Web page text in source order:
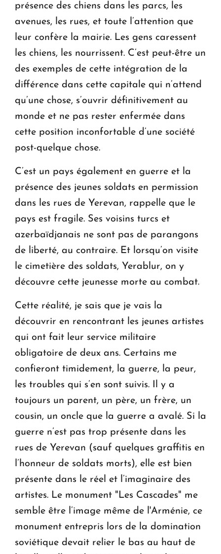
présence des chiens dans les parcs, les
avenues, les rues, et toute l’attention que
leur confère la mairie. Les gens caressent
les chiens, les nourrissent. C’est peut-être un
des exemples de cette intégration de la
différence dans cette capitale qui n’attend
qu’une chose, s’ouvrir définitivement au
monde et ne pas rester enfermée dans
cette position inconfortable d’une société
post-quelque chose.
C’est un pays également en guerre et la
présence des jeunes soldats en permission
dans les rues de Yerevan, rappelle que le
pays est fragile. Ses voisins turcs et
azerbaïdjanais ne sont pas de parangons
de liberté, au contraire. Et lorsqu’on visite
le cimetière des soldats, Yerablur, on y
découvre cette jeunesse morte au combat.
Cette réalité, je sais que je vais la
découvrir en rencontrant les jeunes artistes
qui ont fait leur service militaire
obligatoire de deux ans. Certains me
confieront timidement, la guerre, la peur,
les troubles qui s’en sont suivis. Il y a
toujours un parent, un père, un frère, un
cousin, un oncle que la guerre a avalé. Si la
guerre n’est pas trop présente dans les
rues de Yerevan (sauf quelques graffitis en
l’honneur de soldats morts), elle est bien
présente dans le réel et l’imaginaire des
artistes. Le monument "Les Cascades" me
semble être l’image même de l'Arménie, ce
monument entrepris lors de la domination
soviétique devait relier le bas au haut de